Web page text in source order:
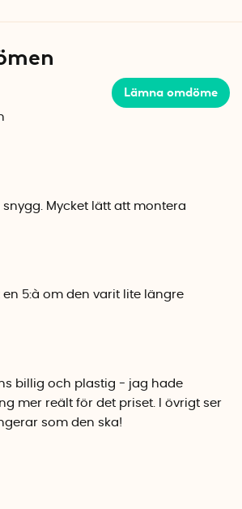
- ca 3 mm
hållare) : ca 2,4 cm
gram
Kan användas i
5 mm eller tunnare väggar. Inte
Lämna omdöme
snygg. Mycket lätt att montera
en 5:à om den varit lite längre
billig och plastig - jag hade
mer reält för det priset. I övrigt ser
som den ska!